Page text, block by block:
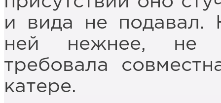
и вида не подавал.
ней нежнее, не
требовала
катере.